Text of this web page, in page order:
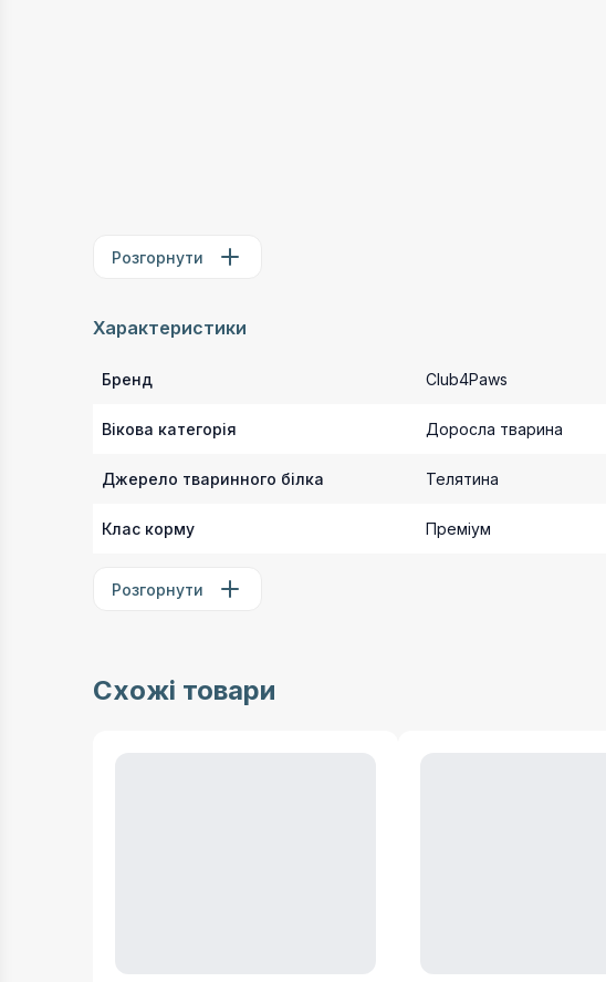
Розгорнути
Характеристики
Бренд Club4Paws
Вікова категорія Доросла тварина
Джерело тваринного білка Телятина
Клас корму Преміум
Розгорнути
Схожі товари